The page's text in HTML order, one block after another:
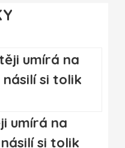
umírá na
si tolik